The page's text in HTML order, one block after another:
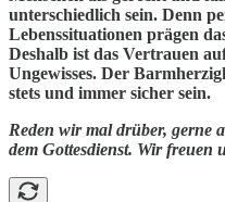
unterschiedlich sein. Denn
Lebenssituationen prägen
Deshalb ist das Vertrauen
Ungewisses. Der
stets und immer sicher sein.
Reden wir mal drüber, gerne
dem Gottesdienst. Wir freuen